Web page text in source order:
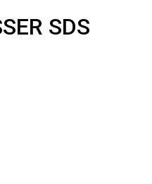
SDS